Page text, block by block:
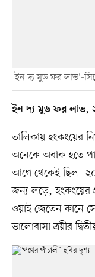
`ইন দ্য মুড ফর লাভ'-
ইন দ্য মুড ফর লাভ,
তালিকায় হংকংয়ের
অনেকে অবাক হতে
আগে থেকেই ছিল।
জন্য লড়ে, হংকংয়ের
ওয়াই জেতেন কানে
ভালোবাসা ত্রয়ীর